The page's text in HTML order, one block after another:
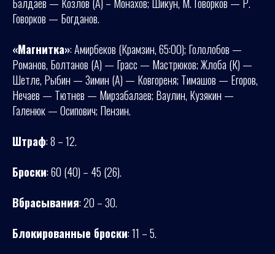
Говорков — Богданов.
«Магнитка»: Амирбеков (Крамзин, 65:00); Гололобов —
Романов, Болтанов (А) — Грасс — Мастрюков; Жлоба (К) —
Шетле, Рыбин — Зимин (А) — Ковгореня; Тимашов — Егоров,
Нечаев — Тютнев — Мирзабалаев; Ваулин, Кузякин —
Галенюк — Осипович; Пензин.
Штраф: 8 – 12.
Броски: 60 (40) – 45 (26).
Вбрасывания: 20 – 30.
Блокированные броски: 11 – 5.